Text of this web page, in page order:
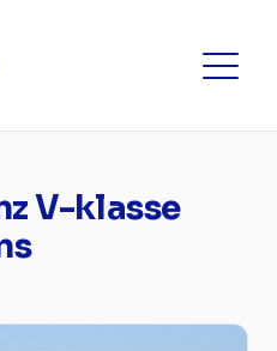
V-klasse